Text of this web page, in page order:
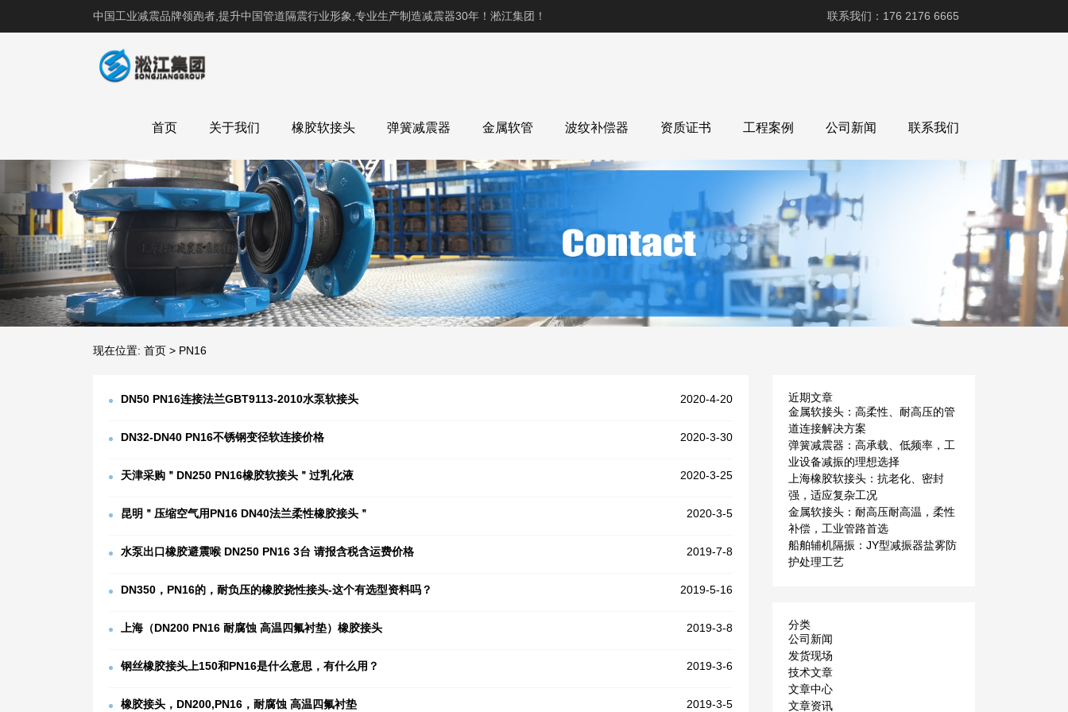
中国工业减震品牌领跑者,提升中国管道隔震行业形象,专业生产制造减震器30年！淞江集团！ 联系我们：176 2176 6665
首页 关于我们 橡胶软接头 弹簧减震器 金属软管 波纹补偿器 资质证书 工程案例 公司新闻 联系我们
现在位置: 首页 > PN16
DN50 PN16连接法兰GBT9113-2010水泵软接头 2020-4-20
DN32-DN40 PN16不锈钢变径软连接价格 2020-3-30
天津采购＂DN250 PN16橡胶软接头＂过乳化液 2020-3-25
昆明＂压缩空气用PN16 DN40法兰柔性橡胶接头＂ 2020-3-5
水泵出口橡胶避震喉 DN250 PN16 3台 请报含税含运费价格 2019-7-8
DN350，PN16的，耐负压的橡胶挠性接头-这个有选型资料吗？ 2019-5-16
上海（DN200 PN16 耐腐蚀 高温四氟衬垫）橡胶接头 2019-3-8
钢丝橡胶接头上150和PN16是什么意思，有什么用？ 2019-3-6
橡胶接头，DN200,PN16，耐腐蚀 高温四氟衬垫 2019-3-5
近期文章
金属软接头：高柔性、耐高压的管
道连接解决方案
弹簧减震器：高承载、低频率，工
业设备减振的理想选择
上海橡胶软接头：抗老化、密封
强，适应复杂工况
金属软接头：耐高压耐高温，柔性
补偿，工业管路首选
船舶辅机隔振：JY型减振器盐雾防
护处理工艺
分类
公司新闻
发货现场
技术文章
文章中心
文章资讯